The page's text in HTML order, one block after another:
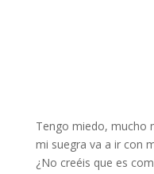
Tengo miedo, mucho
mi suegra va a ir con
¿No creéis que es